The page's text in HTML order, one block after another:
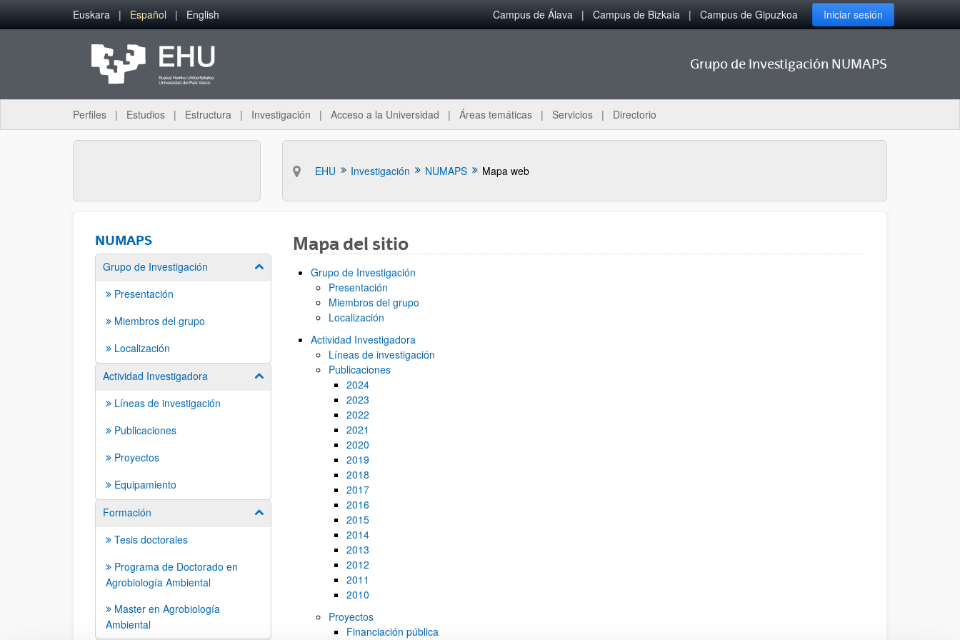
Saltar al contenido principal
Euskara Español English Campus de Álava Campus de Bizkaia Campus de Gipuzkoa Iniciar sesión
Grupo de Investigación NUMAPS
Perfiles Estudios Estructura Investigación Acceso a la Universidad Áreas temáticas Servicios Directorio
EHU Investigación NUMAPS Mapa web
NUMAPS
Grupo de Investigación Mostrar/ocultar subpáginas
Presentación
Miembros del grupo
Localización
Actividad Investigadora
Mostrar/ocultar subpáginas
Líneas de investigación
Publicaciones
Proyectos
Equipamiento
Formación
Mostrar/ocultar subpáginas
Tesis doctorales
Programa de Doctorado en
Agrobiología Ambiental
Master en Agrobiología
Ambiental
Mapa del sitio
Grupo de Investigación
Presentación
Miembros del grupo
Localización
Actividad Investigadora
Líneas de investigación
Publicaciones
2024
2023
2022
2021
2020
2019
2018
2017
2016
2015
2014
2013
2012
2011
2010
Proyectos
Financiación pública